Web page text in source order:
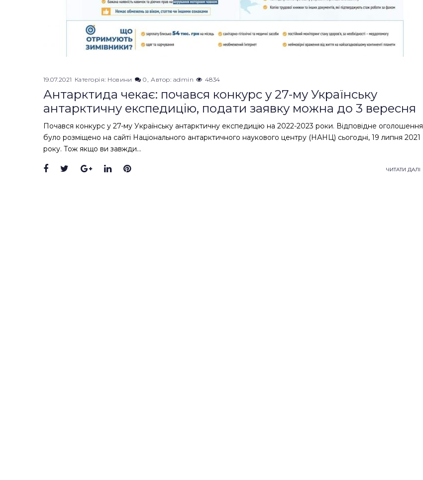
19.07.2021 Категорія: Новини 0 Автор: admin 4834
Антарктида чекає: почався конкурс у 27-му Українську
антарктичну експедицію, подати заявку можна до 3 вересня
Почався конкурс у 27-му Українську антарктичну експедицію на 2022-2023 роки. Відповідне оголошення
було розміщено на сайті Національного антарктичного наукового центру (НАНЦ) сьогодні, 19 липня 2021
року. Тож якщо ви завжди…
Facebook
TwitterGoogle+
LinkedInPinterest ЧИТАТИ ДАЛІ